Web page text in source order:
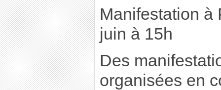
Manifestation à
juin à 15h
Des
organisées en